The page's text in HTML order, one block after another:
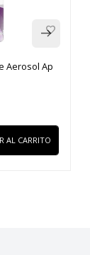
Aerosol Ap